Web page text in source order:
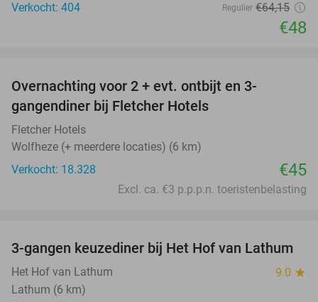
Verkocht: 404
Regulier €64,15
€48
Overnachting voor 2 + evt. ontbijt en 3-
gangendiner bij Fletcher Hotels
Fletcher Hotels
Wolfheze (+ meerdere locaties) (6 km)
Verkocht: 18.328
€45
Excl. ca. €3 p.p.p.n. toeristenbelasting
42%
3-gangen keuzediner bij Het Hof van Lathum
Het Hof van Lathum 9.0 star
Lathum (6 km)